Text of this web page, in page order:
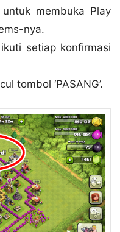
membuka Play
nya.
ikuti setiap konfirmasi
tombol ‘PASANG’.